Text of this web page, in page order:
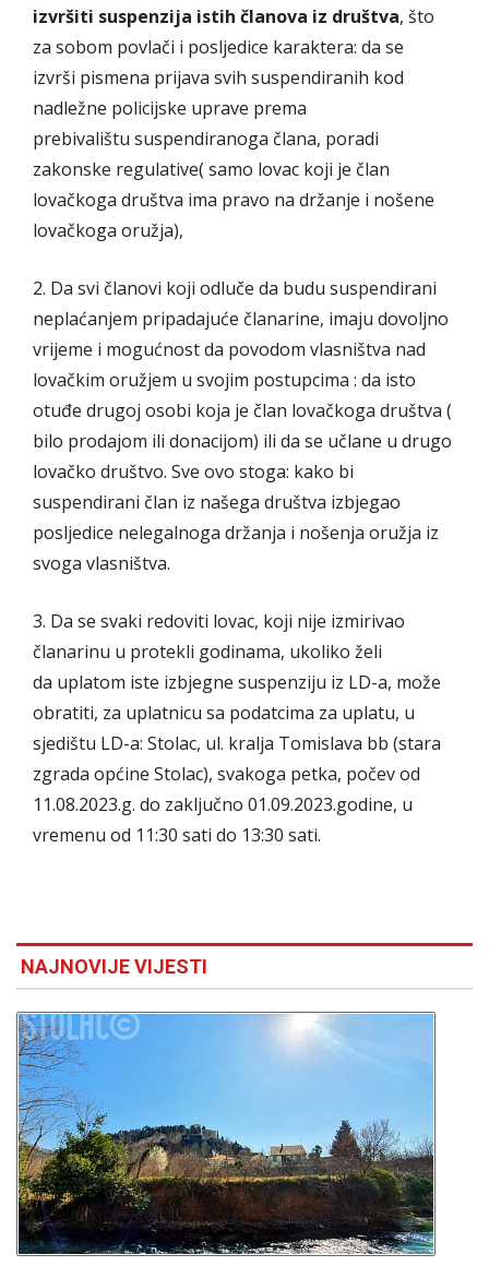
izvršiti suspenzija istih članova iz društva, što
za sobom povlači i posljedice karaktera: da se
izvrši pismena prijava svih suspendiranih kod
nadležne policijske uprave prema
prebivalištu suspendiranoga člana, poradi
zakonske regulative( samo lovac koji je član
lovačkoga društva ima pravo na držanje i nošene
lovačkoga oružja),
2. Da svi članovi koji odluče da budu suspendirani
neplaćanjem pripadajuće članarine, imaju dovoljno
vrijeme i mogućnost da povodom vlasništva nad
lovačkim oružjem u svojim postupcima : da isto
otuđe drugoj osobi koja je član lovačkoga društva (
bilo prodajom ili donacijom) ili da se učlane u drugo
lovačko društvo. Sve ovo stoga: kako bi
suspendirani član iz našega društva izbjegao
posljedice nelegalnoga držanja i nošenja oružja iz
svoga vlasništva.
3. Da se svaki redoviti lovac, koji nije izmirivao
članarinu u protekli godinama, ukoliko želi
da uplatom iste izbjegne suspenziju iz LD-a, može
obratiti, za uplatnicu sa podatcima za uplatu, u
sjedištu LD-a: Stolac, ul. kralja Tomislava bb (stara
zgrada općine Stolac), svakoga petka, počev od
11.08.2023.g. do zaključno 01.09.2023.godine, u
vremenu od 11:30 sati do 13:30 sati.
NAJNOVIJE VIJESTI